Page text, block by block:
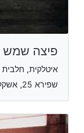
פיצה שמש
איטלקית, חלבית
שפירא 25, אשקלון